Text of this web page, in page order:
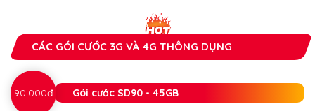
CÁC GÓI CƯỚC 3G VÀ 4G THÔNG DỤNG
90.000đ Gói cước SD90 - 45GB